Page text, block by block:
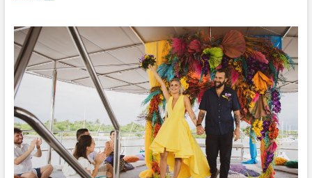
eventos
año
en
Puerto
Vallarta